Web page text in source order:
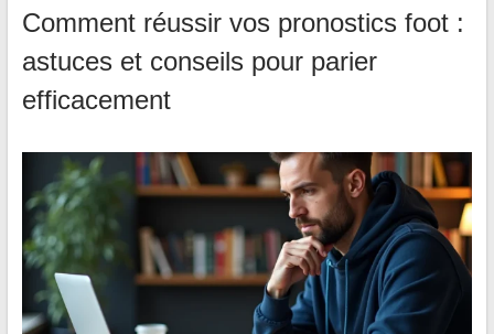
Comment réussir vos pronostics foot :
astuces et conseils pour parier
efficacement